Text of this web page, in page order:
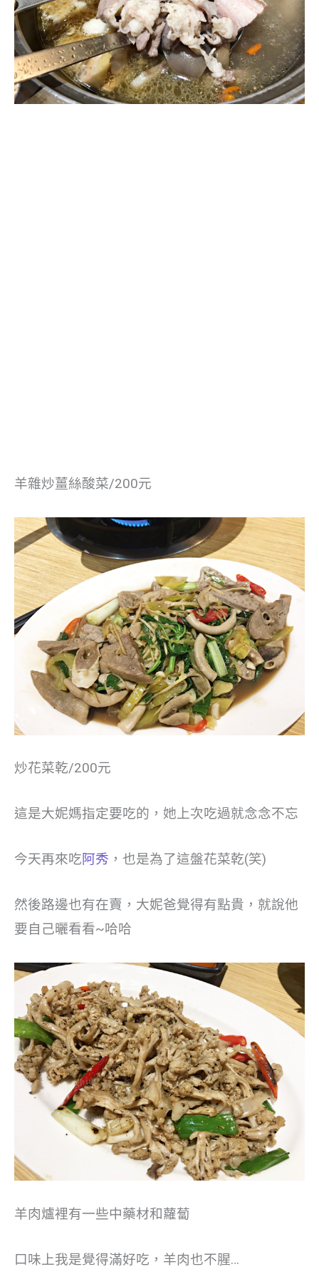
羊雜炒薑絲酸菜/200元
炒花菜乾/200元
這是大妮媽指定要吃的，她上次吃過就念念不忘
今天再來吃阿秀 ，也是為了這盤花菜乾(笑)
然後路邊也有在賣，大妮爸覺得有點貴，就說他
要自己曬看看~哈哈
羊肉爐裡有一些中藥材和蘿蔔
口味上我是覺得滿好吃，羊肉也不腥…